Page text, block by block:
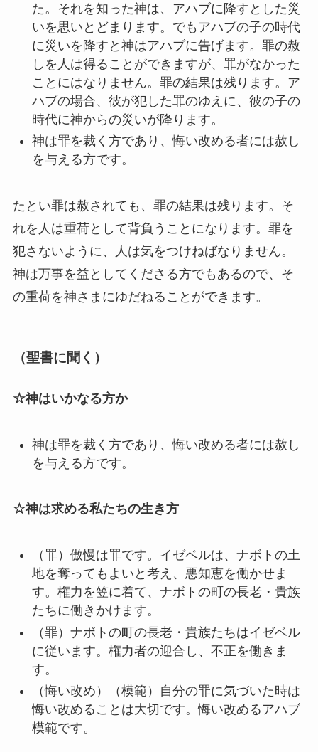
た。それを知った神は、アハブに降すとした災
いを思いとどまります。でもアハブの子の時代
に災いを降すと神はアハブに告げます。罪の赦
しを人は得ることができますが、罪がなかった
ことにはなりません。罪の結果は残ります。ア
ハブの場合、彼が犯した罪のゆえに、彼の子の
時代に神からの災いが降ります。
神は罪を裁く方であり、悔い改める者には赦し
を与える方です。
たとい罪は赦されても、罪の結果は残ります。そ
れを人は重荷として背負うことになります。罪を
犯さないように、人は気をつけねばなりません。
神は万事を益としてくださる方でもあるので、そ
の重荷を神さまにゆだねることができます。
（聖書に聞く）
☆神はいかなる方か
神は罪を裁く方であり、悔い改める者には赦し
を与える方です。
☆神は求める私たちの生き方
（罪）傲慢は罪です。イゼベルは、ナボトの土
地を奪ってもよいと考え、悪知恵を働かせま
す。権力を笠に着て、ナボトの町の長老・貴族
たちに働きかけます。
（罪）ナボトの町の長老・貴族たちはイゼベル
に従います。権力者の迎合し、不正を働きま
す。
（悔い改め）（模範）自分の罪に気づいた時は
悔い改めることは大切です。悔い改めるアハブ
模範です。